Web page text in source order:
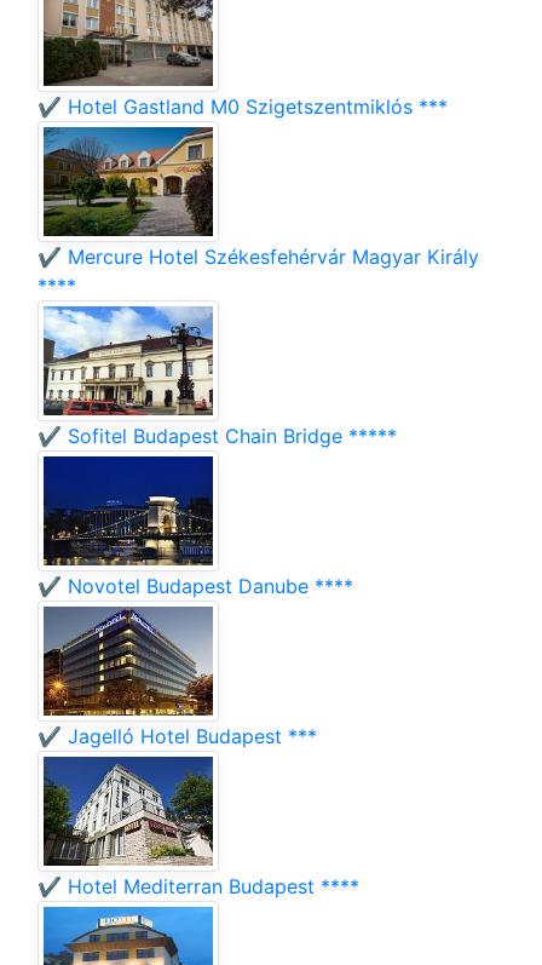
✔️ Hotel Gastland M0 Szigetszentmiklós ***
✔️ Mercure Hotel Székesfehérvár Magyar Király
****
✔️ Sofitel Budapest Chain Bridge *****
✔️ Novotel Budapest Danube ****
✔️ Jagelló Hotel Budapest ***
✔️ Hotel Mediterran Budapest ****